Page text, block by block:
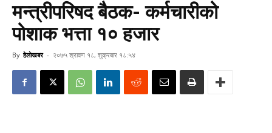
मन्त्रीपरिषद बैठक- कर्मचारीको
पोशाक भत्ता १० हजार
By हेलाेखबर - २०७५ श्रावण १८, शुक्रबार १८:५४